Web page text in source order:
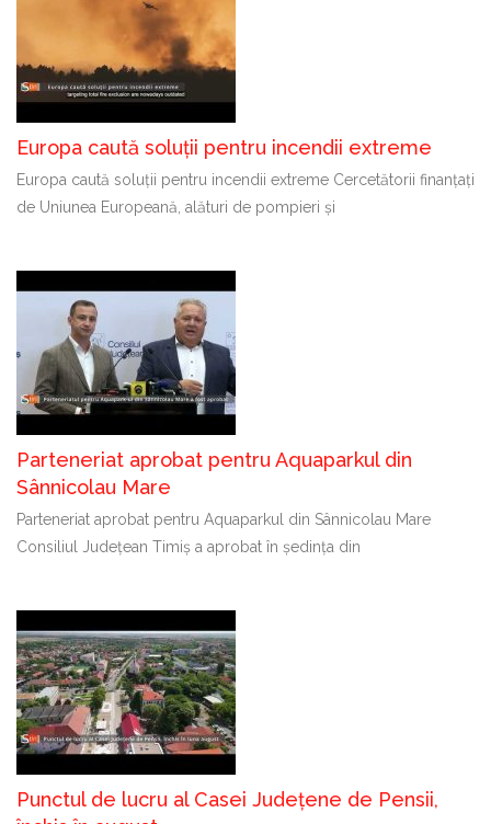
Europa caută soluții pentru incendii extreme
Europa caută soluții pentru incendii extreme Cercetătorii finanțați
de Uniunea Europeană, alături de pompieri și
Parteneriat aprobat pentru Aquaparkul din
Sânnicolau Mare
Parteneriat aprobat pentru Aquaparkul din Sânnicolau Mare
Consiliul Județean Timiș a aprobat în ședința din
Punctul de lucru al Casei Județene de Pensii,